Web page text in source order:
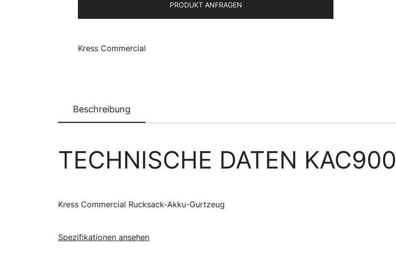
PRODUKT ANFRAGEN
Kress Commercial
Beschreibung
TECHNISCHE DATEN KAC900
Kress Commercial Rucksack-Akku-Gurtzeug
Spezifikationen ansehen